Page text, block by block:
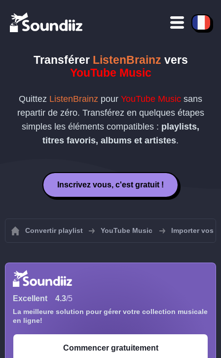
Transférer ListenBrainz vers
YouTube Music
Quittez ListenBrainz pour YouTube Music sans
repartir de zéro. Transférez en quelques étapes
simples les éléments compatibles : playlists,
titres favoris, albums et artistes.
Inscrivez vous, c'est gratuit !
Convertir playlist YouTube Music Importer vos
Excellent 4.3/5
La meilleure solution pour gérer votre collection musicale
en ligne!
Commencer gratuitement